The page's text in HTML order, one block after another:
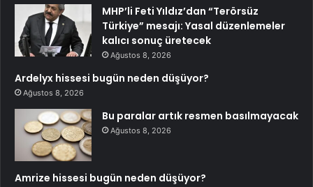
MHP’li Feti Yıldız’dan “Terörsüz
Türkiye” mesajı: Yasal düzenlemeler
kalıcı sonuç üretecek
Ağustos 8, 2026
Ardelyx hissesi bugün neden düşüyor?
Ağustos 8, 2026
Bu paralar artık resmen basılmayacak
Ağustos 8, 2026
Amrize hissesi bugün neden düşüyor?